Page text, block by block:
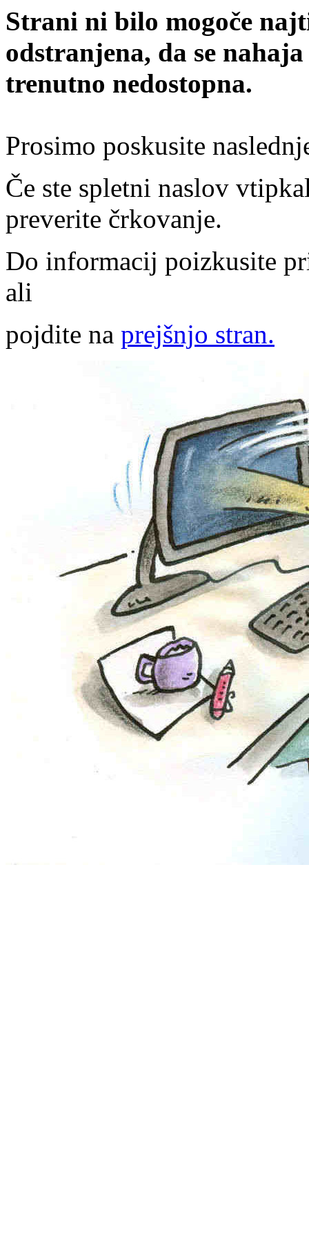
Strani ni bilo mogoče
odstranjena, da se
trenutno nedostopna.
Prosimo poskusite
Če ste spletni naslov
preverite črkovanje.
Do informacij poizkusite
ali
pojdite na prejšnjo stran.